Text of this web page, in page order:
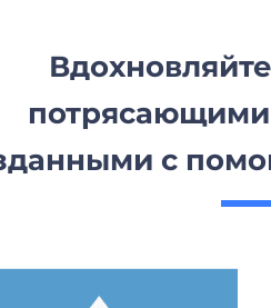
потрясающими
с